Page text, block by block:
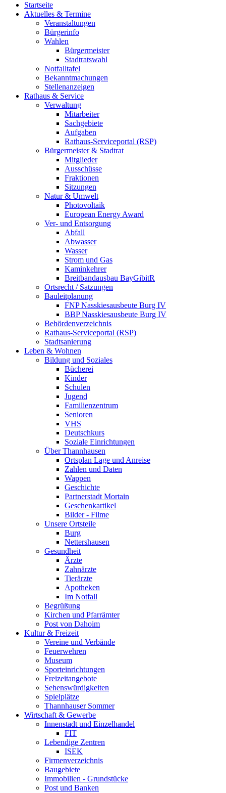
Startseite
Aktuelles & Termine
Veranstaltungen
Bürgerinfo
Wahlen
Bürgermeister
Stadtratswahl
Notfalltafel
Bekanntmachungen
Stellenanzeigen
Rathaus & Service
Verwaltung
Mitarbeiter
Sachgebiete
Aufgaben
Rathaus-Serviceportal (RSP)
Bürgermeister & Stadtrat
Mitglieder
Ausschüsse
Fraktionen
Sitzungen
Natur & Umwelt
Photovoltaik
European Energy Award
Ver- und Entsorgung
Abfall
Abwasser
Wasser
Strom und Gas
Kaminkehrer
Breitbandausbau BayGibitR
Ortsrecht / Satzungen
Bauleitplanung
FNP Nasskiesausbeute Burg IV
BBP Nasskiesausbeute Burg IV
Behördenverzeichnis
Rathaus-Serviceportal (RSP)
Stadtsanierung
Leben & Wohnen
Bildung und Soziales
Bücherei
Kinder
Schulen
Jugend
Familienzentrum
Senioren
VHS
Deutschkurs
Soziale Einrichtungen
Über Thannhausen
Ortsplan Lage und Anreise
Zahlen und Daten
Wappen
Geschichte
Partnerstadt Mortain
Geschenkartikel
Bilder - Filme
Unsere Ortsteile
Burg
Nettershausen
Gesundheit
Ärzte
Zahnärzte
Tierärzte
Apotheken
Im Notfall
Begrüßung
Kirchen und Pfarrämter
Post von Dahoim
Kultur & Freizeit
Vereine und Verbände
Feuerwehren
Museum
Sporteinrichtungen
Freizeitangebote
Sehenswürdigkeiten
Spielplätze
Thannhauser Sommer
Wirtschaft & Gewerbe
Innenstadt und Einzelhandel
FIT
Lebendige Zentren
ISEK
Firmenverzeichnis
Baugebiete
Immobilien - Grundstücke
Post und Banken